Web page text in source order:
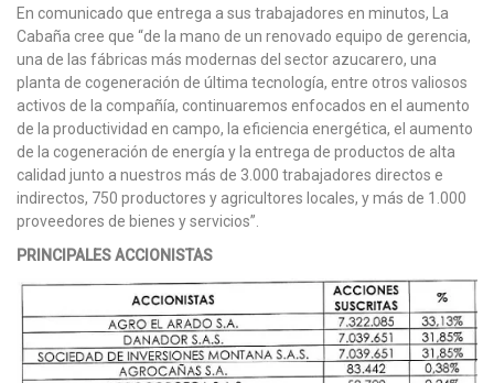
En comunicado que entrega a sus trabajadores en minutos, La
Cabaña cree que “de la mano de un renovado equipo de gerencia,
una de las fábricas más modernas del sector azucarero, una
planta de cogeneración de última tecnología, entre otros valiosos
activos de la compañía, continuaremos enfocados en el aumento
de la productividad en campo, la eficiencia energética, el aumento
de la cogeneración de energía y la entrega de productos de alta
calidad junto a nuestros más de 3.000 trabajadores directos e
indirectos, 750 productores y agricultores locales, y más de 1.000
proveedores de bienes y servicios”.
PRINCIPALES ACCIONISTAS